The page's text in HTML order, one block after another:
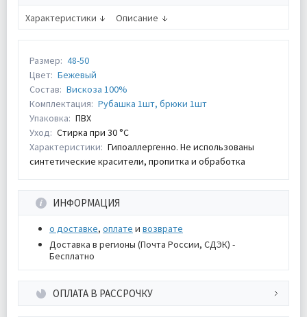
Характеристики Описание
Размер: 48-50
Цвет: Бежевый
Состав: Вискоза 100%
Комплектация: Рубашка 1шт, брюки 1шт
Упаковка: ПВХ
Уход: Стирка при 30 °С
Характеристики: Гипоаллергенно. Не использованы
синтетические красители, пропитка и обработка
ИНФОРМАЦИЯ
о доставке, оплате и возврате
Доставка в регионы (Почта России, СДЭК) -
Бесплатно
ОПЛАТА В РАССРОЧКУ